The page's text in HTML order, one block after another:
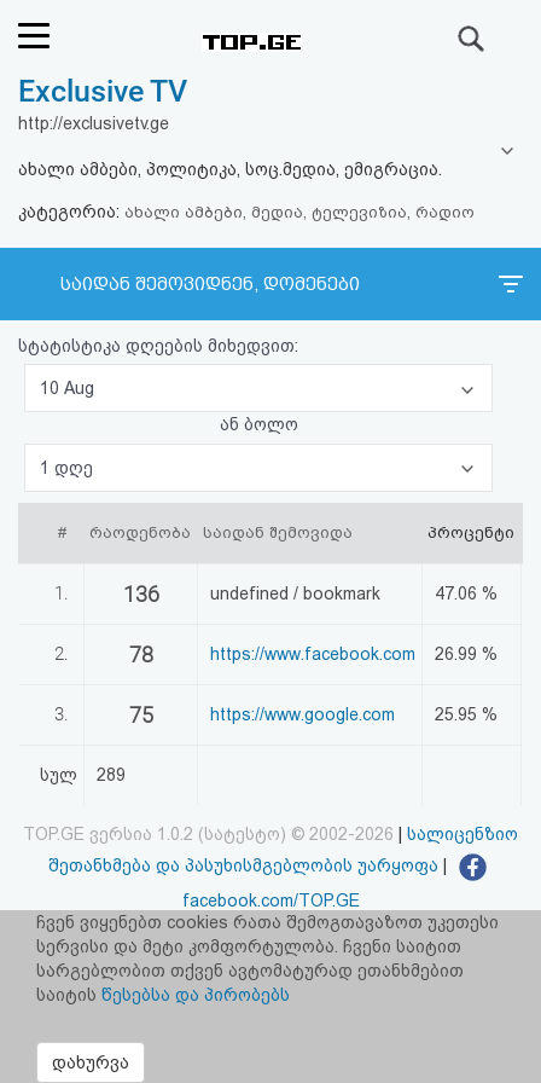
რეიტინგი
ფოსტა
კითხვა-
პასუხი
ავტორიზაცია
რეგისტრაცია
აღდგენა
კოდი
შეთანხმება
და
პასუხისმგებლობის
უარყოფა
Exclusive TV
http://exclusivetv.ge
ახალი ამბები, პოლიტიკა, სოც.მედია, ემიგრაცია.
კატეგორია: ახალი ამბები, მედია, ტელევიზია, რადიო
საიდან შემოვიდნენ, დომენები
სტატისტიკა დღეების მიხედვით:
10 Aug
ან ბოლო
1 დღე
# რაოდენობა საიდან შემოვიდა პროცენტი
1. 136 undefined / bookmark 47.06 %
2. 78 https://www.facebook.com 26.99 %
3. 75 https://www.google.com 25.95 %
სულ 289
TOP.GE ვერსია 1.0.2 (სატესტო) © 2002-2026
სალიცენზიო
შეთანხმება და პასუხისმგებლობის უარყოფა
facebook.com/TOP.GE
იხილეთ TOP.GE - ის ძველი ვერსიაბმულზე
რეკლამა TOP.GE - ზე
ჩვენ ვიყენებთ cookies რათა შემოგთავაზოთ უკეთესი
სერვისი და მეტი კომფორტულობა. ჩვენი საიტით
სარგებლობით თქვენ ავტომატურად ეთანხმებით
საიტის წესებსა და პირობებს
დახურვა